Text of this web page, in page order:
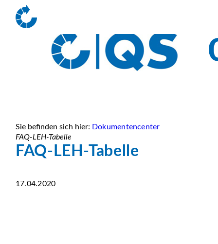
Sie befinden sich hier: Dokumentencenter
FAQ-LEH-Tabelle
FAQ-LEH-Tabelle
17.04.2020